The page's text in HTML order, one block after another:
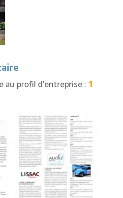
au profil d’entreprise : 1